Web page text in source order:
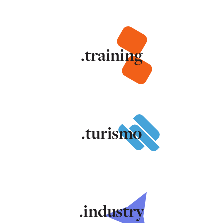
.training
.turismo
.industry